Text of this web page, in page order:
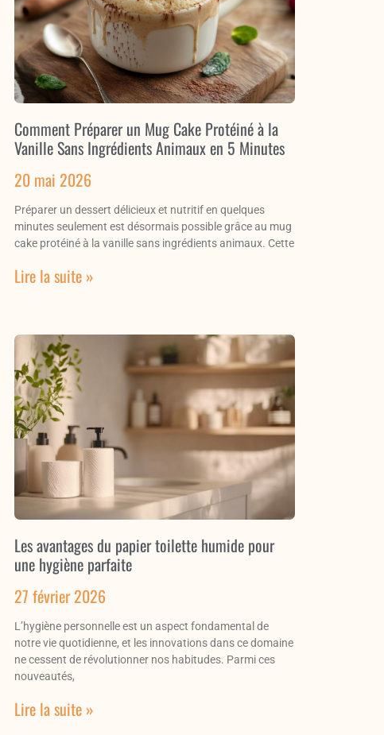
Comment Préparer un Mug Cake Protéiné à la
Vanille Sans Ingrédients Animaux en 5 Minutes
20 mai 2026
Préparer un dessert délicieux et nutritif en quelques
minutes seulement est désormais possible grâce au mug
cake protéiné à la vanille sans ingrédients animaux. Cette
Lire la suite »
Les avantages du papier toilette humide pour
une hygiène parfaite
27 février 2026
L’hygiène personnelle est un aspect fondamental de
notre vie quotidienne, et les innovations dans ce domaine
ne cessent de révolutionner nos habitudes. Parmi ces
nouveautés,
Lire la suite »